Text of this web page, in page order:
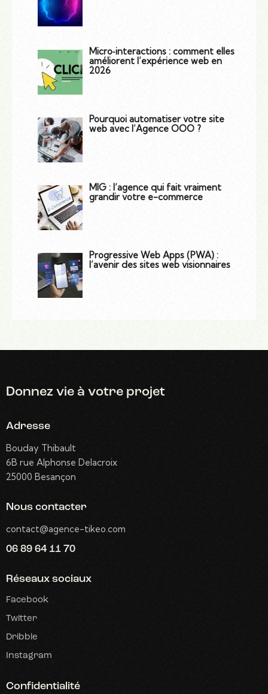
Micro‑interactions : comment elles
améliorent l’expérience web en
2026
Pourquoi automatiser votre site
web avec l’Agence OOO ?
MIG : l’agence qui fait vraiment
grandir votre e-commerce
Progressive Web Apps (PWA) :
l’avenir des sites web visionnaires
Donnez vie à votre projet
Adresse
Bouday Thibault
6B rue Alphonse Delacroix
25000 Besançon
Nous contacter
contact@agence-tikeo.com
06 89 64 11 70
Réseaux sociaux
Facebook
Twitter
Dribble
Instagram
Confidentialité